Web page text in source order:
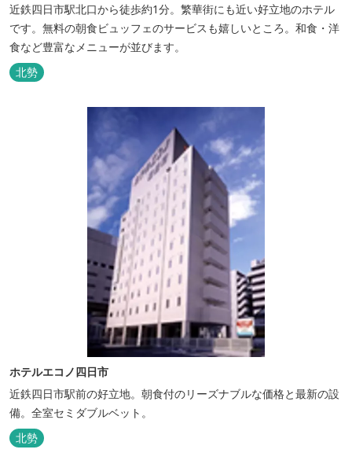
近鉄四日市駅北口から徒歩約1分。繁華街にも近い好立地のホテル
です。無料の朝食ビュッフェのサービスも嬉しいところ。和食・洋
食など豊富なメニューが並びます。
北勢
ホテルエコノ四日市
近鉄四日市駅前の好立地。朝食付のリーズナブルな価格と最新の設
備。全室セミダブルベット。
北勢